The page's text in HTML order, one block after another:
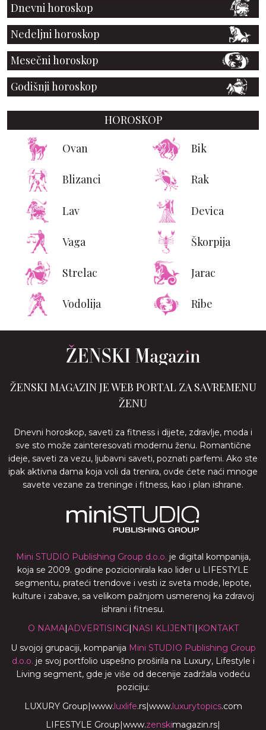
Dnevni horoskop
Nedeljni horoskop
Mesečni horoskop
Godišnji horoskop
HOROSKOP
Ovan Bik
Blizanci Rak
Lav Devica
Vaga Škorpija
Strelac Jarac
Vodolija Ribe
ŽENSKI MAGAZIN JE WEB PORTAL ZA SAVREMENU
ŽENU
Dnevni horoskop, saveti za fitness i dijete, zdravlje, moda i
sve sto može zainteresovati modernu ženu. Romantične
ideje, saveti za vezu, ljubavni saveti, poznati parfemi. Ako ste
ipak aktivna dama koja voli da trenira, ovde ćete naći mnoge
savete vezane za treninge i fitness, kao i plan ishrane.
Mini STUDIO Publishing Group d.o.o. je digital kompanija,
koja se 2009. godine pozicionirala kao lider u LIFESTYLE
segmentu, prateći trendove i vesti iz sveta mode, lepote,
kulture i zabave, sa velikom pažnjom usmerenoj ka zdravoj
ishrani i fitnesu.
O NAMA|ADVERTISING| NASI KLIJENTI | KONTAKT
U svojoj grupaciji, kompanija Mini STUDIO Publishing Group
d.o.o. je svoj portfolio uspešno proširila na Luxury, Lifestyle i
Living segment, gde je više od decenije zadržala vodeću
poziciju:
LUXURY Group|www.luxlife.rs|www.luxurytopics.com
LIFESTYLE Group|www.zenskimagazin.rs|